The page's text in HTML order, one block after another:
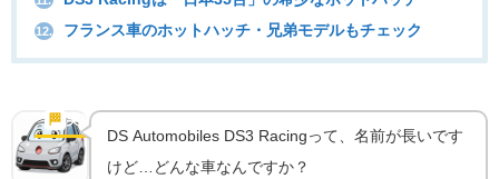
12. フランス車のホットハッチ・兄弟モデルもチェック
🏁 実車の魅力
販ホットハッチ"
DS Automobiles DS3 Racingって、名前が長いです
けど…どんな車なんですか？